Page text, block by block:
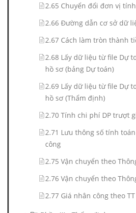
2.65 Chuyển đổi đơn vị
2.66 Đường dẫn cơ sở dữ
2.67 Cách làm tròn thành
2.68 Lấy dữ liệu từ file Dự
hồ sơ (bảng Dự toán)
2.69 Lấy dữ liệu từ file Dự
hồ sơ (Thẩm định)
2.70 Tính chi phí DP trượt
2.71 Lưu thông số tính
công
2.75 Vận chuyển theo
2.76 Vận chuyển theo
2.77 Giá nhân công theo